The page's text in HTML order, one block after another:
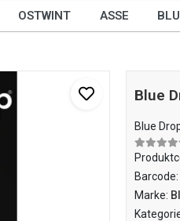
OSTWINT ASSE
Blue
Blue
Marke: